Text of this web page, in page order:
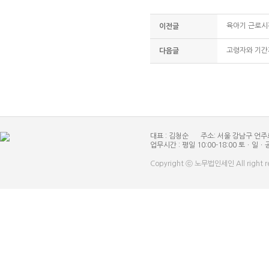
이전글 육아기 근로
다음글 고령자와 기
대표 : 김청순
주소: 서울 강남구 언
업무시간 : 평일 10:00-18:00 토ㆍ일
Copyright ⓒ 노무법인세인 All right